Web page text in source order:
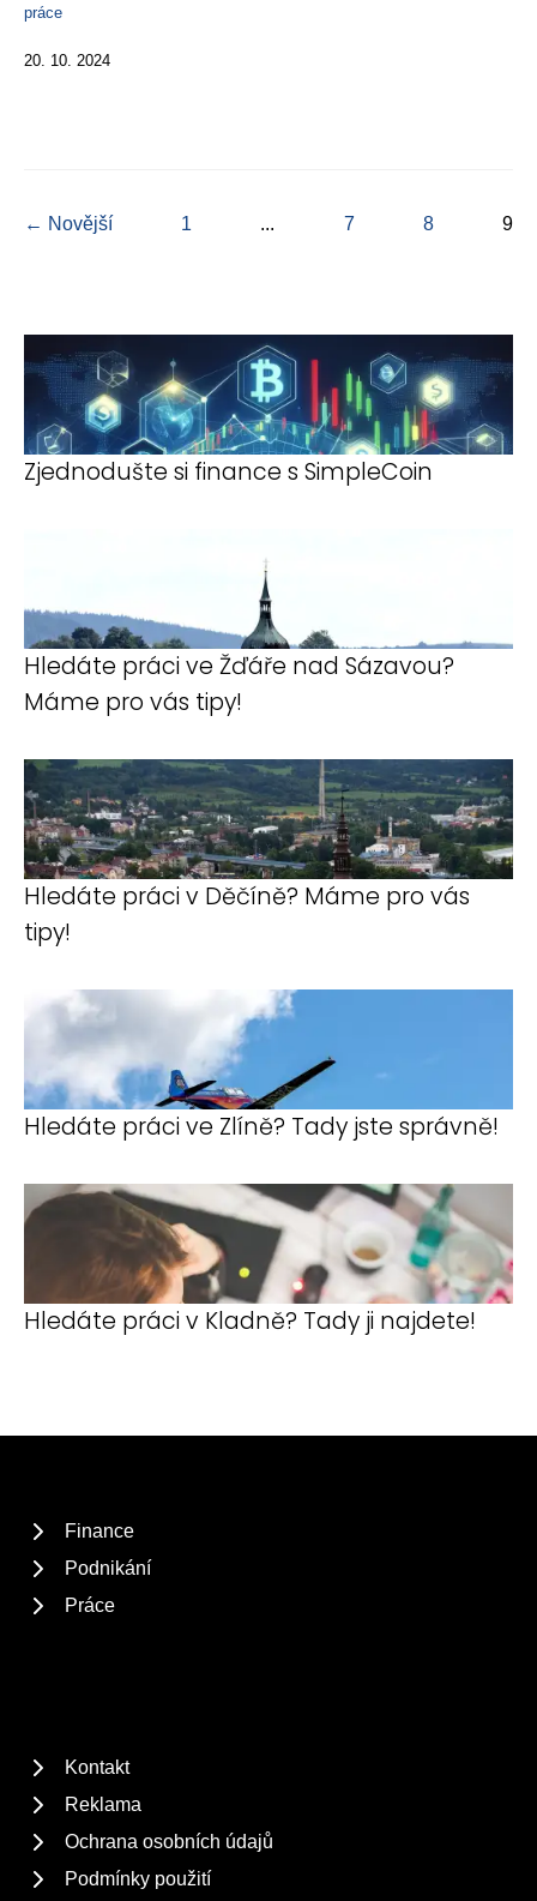
práce
20. 10. 2024
← Novější 1 ... 7 8 9
Zjednodušte si finance s SimpleCoin
Hledáte práci ve Žďáře nad Sázavou?
Máme pro vás tipy!
Hledáte práci v Děčíně? Máme pro vás
tipy!
Hledáte práci ve Zlíně? Tady jste správně!
Hledáte práci v Kladně? Tady ji najdete!
Finance
Podnikání
Práce
Kontakt
Reklama
Ochrana osobních údajů
Podmínky použití